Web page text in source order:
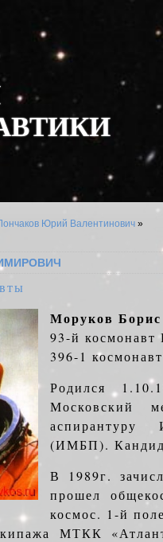
ВТИКИ
Юрий Валентинович»
Моруков
93-й
396-1
Родился
Московский
аспирантуру
(ИМБП).
В 1989г.
прошел
космос. 1-й
МТКК